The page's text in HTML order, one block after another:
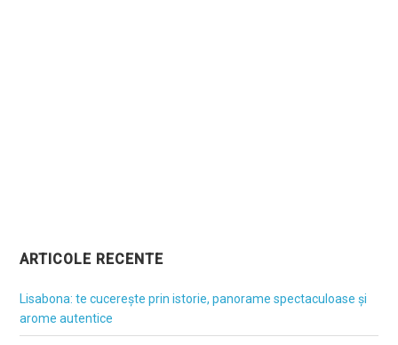
ARTICOLE RECENTE
Lisabona: te cucerește prin istorie, panorame spectaculoase și
arome autentice